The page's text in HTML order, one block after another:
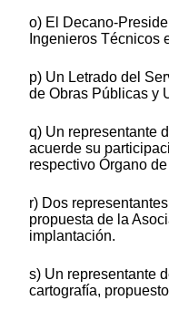
o) El Decano-
Ingenieros Técnicos
p) Un Letrado del
de Obras Públicas y
q) Un representante
acuerde su
respectivo Órgano
r) Dos
propuesta de la
implantación.
s) Un representante
cartografía,